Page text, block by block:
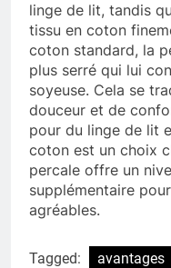
linge de lit, tandis
tissu en coton
coton standard, la
plus serré qui lui
soyeuse. Cela se
douceur et de
pour du linge de lit
coton est un choix
percale offre un
supplémentaire
agréables.
Tagged: avantages